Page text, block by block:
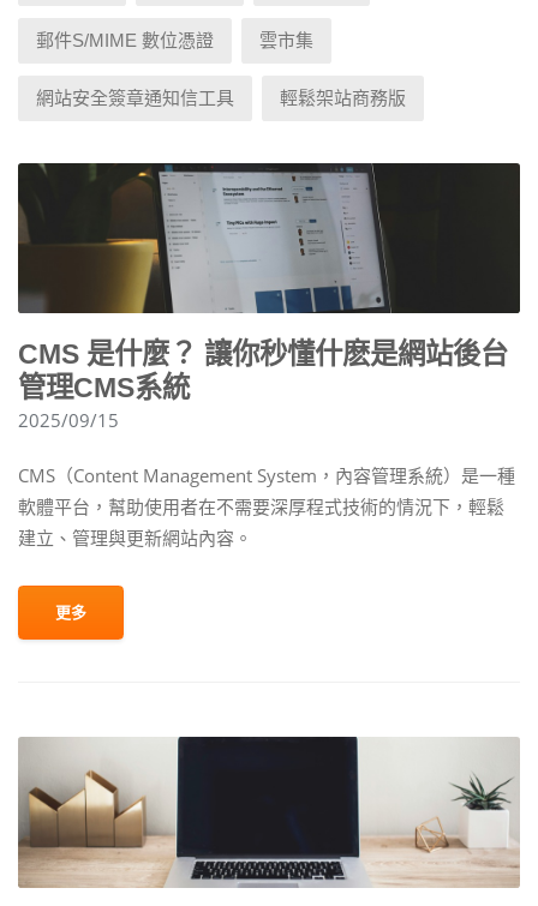
郵件S/MIME 數位憑證 雲市集
網站安全簽章通知信工具 輕鬆架站商務版
CMS 是什麼？ 讓你秒懂什麽是網站後台
管理CMS系統
2025/09/15
CMS（Content Management System，內容管理系統）是一種
軟體平台，幫助使用者在不需要深厚程式技術的情況下，輕鬆
建立、管理與更新網站內容。
更多